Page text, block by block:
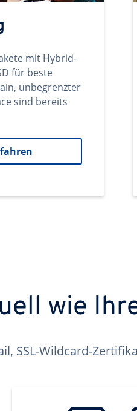
mit Hybrid-
für beste
unbegrenzter
sind bereits
wie
SSL-Wildcard-